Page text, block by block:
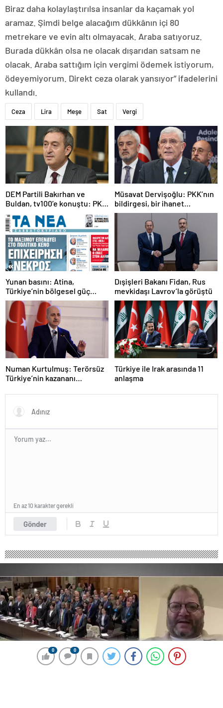
0 0
Biraz daha kolaylaştırılsa insanlar da kaçamak yol
aramaz. Şimdi belge alacağım dükkânın içi 80
metrekare ve evin altı olmayacak. Araba satıyoruz.
Burada dükkân olsa ne olacak dışarıdan satsam ne
olacak. Araba sattığım için vergimi ödemek istiyorum,
ödeyemiyorum. Direkt ceza olarak yansıyor” ifadelerini
kullandı.
Ceza Lira Meşe Sat Vergi
DEM Partili Bakırhan ve
Buldan, tv100’e konuştu: PKK
ne zaman kendini feshedecek
Müsavat Dervişoğlu: PKK’nın
bildirgesi, bir ihanet
açıklamasıdır
Yunan basını: Atina,
Türkiye’nin bölgesel güç
olmasını durduramadı
Dışişleri Bakanı Fidan, Rus
mevkidaşı Lavrov’la görüştü
Numan Kurtulmuş: Terörsüz
Türkiye’nin kazananı
Türkiye ile Irak arasında 11
anlaşma
Gönder
En az 10 karakter gerekli
0 0